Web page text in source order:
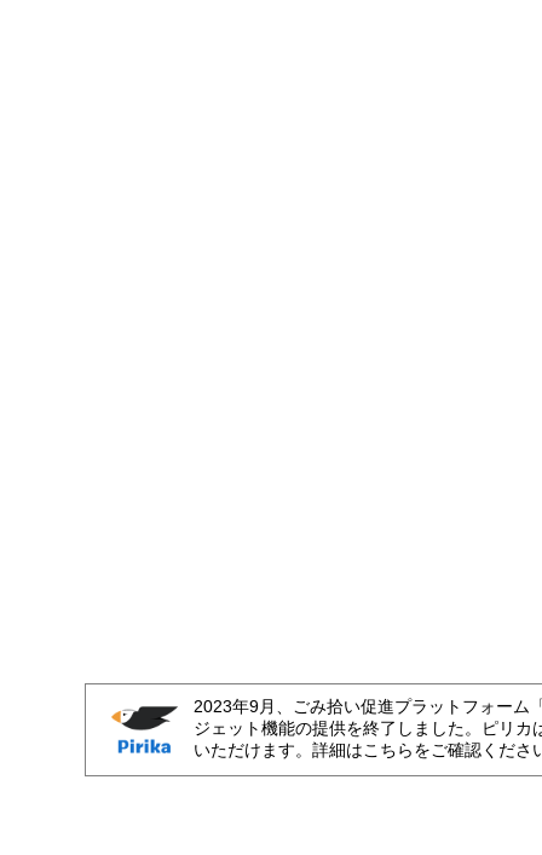
2023年9月、ごみ拾い促進プラットフォーム
ジェット機能の提供を終了しました。ピリカ
いただけます。詳細はこちらをご確認くださ